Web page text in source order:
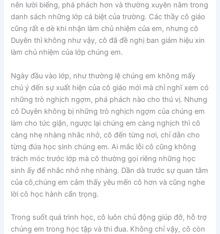
nên lười biếng, phá phách hơn và thường xuyên nằm trong
danh sách những lớp cá biệt của trường. Các thầy cô giáo
cũng rất e dè khi nhận làm chủ nhiệm của em, nhưng cô
Duyên thì không như vậy, cô đã đề nghị ban giám hiệu xin
làm chủ nhiệm của lớp chúng em.
Ngày đầu vào lớp, như thường lệ chúng em không mấy
chú ý đến sự xuất hiện của cô giáo mới mà chỉ nghĩ xem có
những trò nghịch ngợm, phá phách nào cho thú vị. Nhưng
cô Duyên không bị những trò nghịch ngợm của chúng em
làm cho tức giận, ngược lại chúng em càng nghịch thì cô
càng nhẹ nhàng nhắc nhở, cô đến từng nơi, chỉ dẫn cho
từng đứa học sinh chúng em. Ai mắc lỗi cô cũng không
trách móc trước lớp mà cô thường gọi riêng những học
sinh ấy để nhắc nhở nhẹ nhàng. Dần dà trước sự quan tâm
của cô,chúng em cảm thấy yêu mến cô hơn và cũng nghe
lời cô học hành cẩn trọng.
Trong suốt quá trình học, cô luôn chủ động giúp đỡ, hỗ trợ
chúng em trong học tập và thi đua. Không chỉ vậy, cô còn